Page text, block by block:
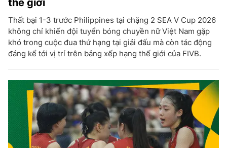
thế giới
Thất bại 1-3 trước Philippines tại chặng 2 SEA V Cup 2026
không chỉ khiến đội tuyển bóng chuyền nữ Việt Nam gặp
khó trong cuộc đua thứ hạng tại giải đấu mà còn tác động
đáng kể tới vị trí trên bảng xếp hạng thế giới của FIVB.